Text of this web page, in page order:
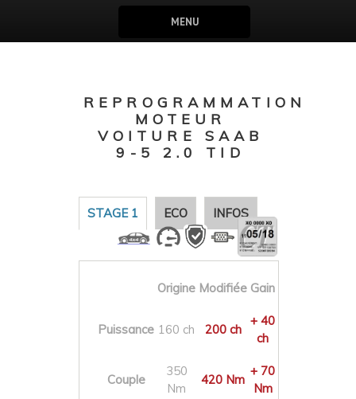
MENU
REPROGRAMMATION
MOTEUR
VOITURE SAAB
9-5 2.0 TID
STAGE 1 ECO INFOS
Origine Modifiée Gain
Puissance 160 ch 200 ch
+ 40
ch
Couple
350
Nm
420 Nm
+ 70
Nm